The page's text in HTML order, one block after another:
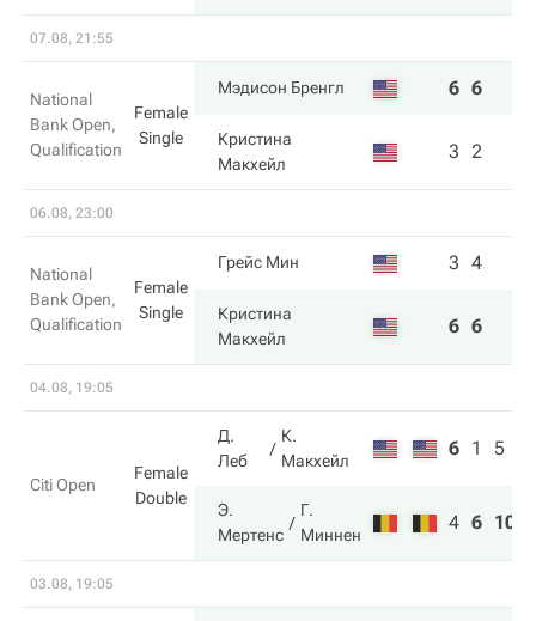
07.08, 21:55
National
Bank Open,
Qualification
Female
Single
Мэдисон Бренгл 6 6
Кристина
Макхейл
3 2
06.08, 23:00
National
Bank Open,
Qualification
Female
Single
Грейс Мин 3 4
Кристина
Макхейл
6 6
04.08, 19:05
Citi Open
Female
Double
Д.
Леб
К.
Макхейл
6 1 5
Э.
Мертенс
Г.
Миннен
4 6 10
03.08, 19:05